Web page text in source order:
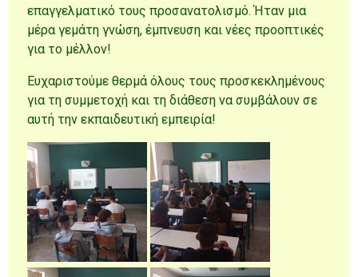
επαγγελματικό τους προσανατολισμό. Ήταν μια
μέρα γεμάτη γνώση, έμπνευση και νέες προοπτικές
για το μέλλον!
Ευχαριστούμε θερμά όλους τους προσκεκλημένους
για τη συμμετοχή και τη διάθεση να συμβάλουν σε
αυτή την εκπαιδευτική εμπειρία!